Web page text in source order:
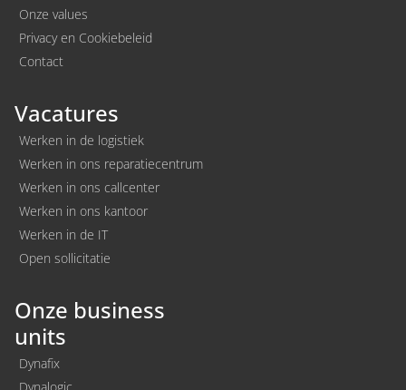
Onze values
Privacy en Cookiebeleid
Contact
Vacatures
Werken in de logistiek
Werken in ons reparatiecentrum
Werken in ons callcenter
Werken in ons kantoor
Werken in de IT
Open sollicitatie
Onze business
units
Dynafix